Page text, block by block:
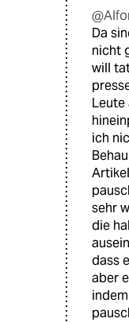
Da
nicht
will
ich
sehr
die
dass
aber